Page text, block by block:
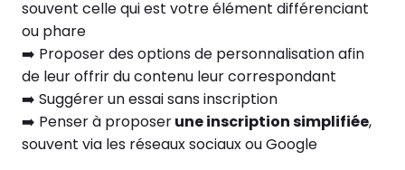
souvent celle qui est votre élément différenciant
ou phare
➡️ Proposer des options de personnalisation afin
de leur offrir du contenu leur correspondant
➡️ Suggérer un essai sans inscription
➡️ Penser à proposerune inscription simplifiée,
souvent via les réseaux sociaux ou Google